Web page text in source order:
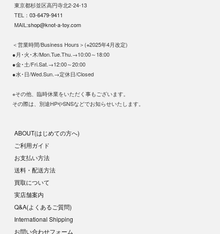
東京都杉並区高円寺北2-24-13
TEL： 03-6479-9411
MAIL:shop@knot-a-toy.com
＜営業時間/Business Hours＞(※2025年4月改定)
●月･火･木/Mon.Tue.Thu.→10:00～18:00
●金･土/Fri.Sat.→12:00～20:00
●水･日/Wed.Sun.→定休日/Closed
※その他、臨時休業をいただく事もございます。
その際は、別途HPやSNSなどでお知らせいたします。
ABOUT(はじめての方へ)
ご利用ガイド
お支払い方法
送料・配送方法
買取について
実店舗案内
Q&A(よくあるご質問)
International Shipping
お問い合わせフォーム